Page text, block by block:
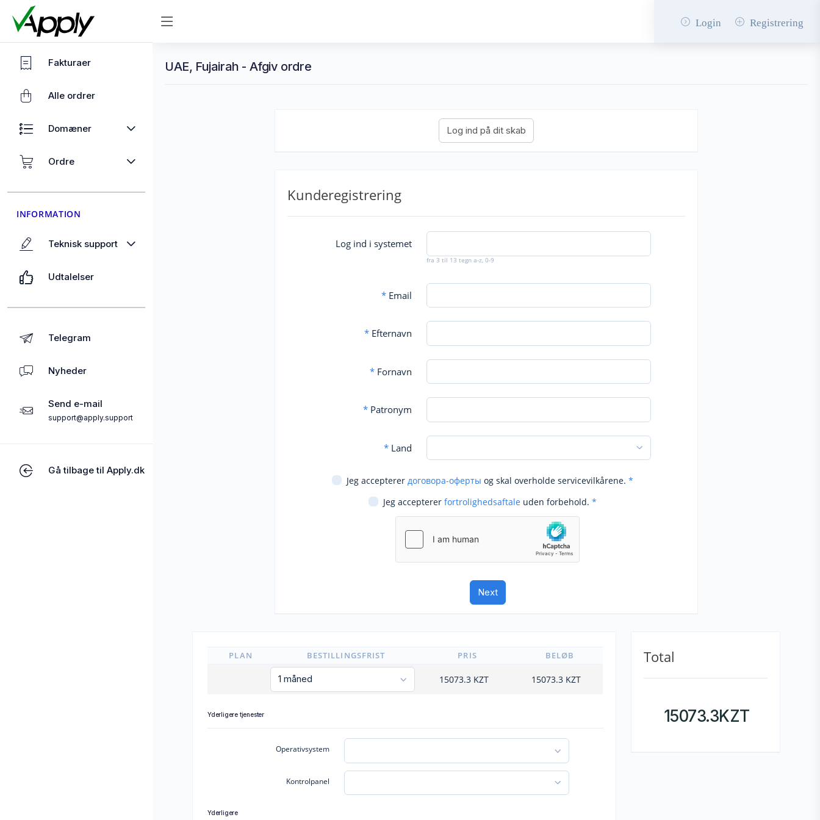
Login Registrering
Fakturaer
Alle ordrer
Domæner
Ordre
INFORMATION
Teknisk support
Udtalelser
Telegram
Nyheder
Send e-mail
support@apply.support
Gå tilbage til Apply.dk
UAE, Fujairah - Afgiv ordre
Kunderegistrering
Log ind i systemet
fra 3 til 13 tegn a-z, 0-9
*Email
*Efternavn
*Fornavn
*Patronym
*Land
Jeg accepterer договора-оферты og skal overholde servicevilkårene. *
Jeg accepterer fortrolighedsaftale uden forbehold. *
PLAN BESTILLINGSFRIST PRIS BELØB
15073.3KZT 15073.3 KZT
Yderligere tjenester
Operativsystem
Kontrolpanel
Yderligere
Total
15073.3KZT